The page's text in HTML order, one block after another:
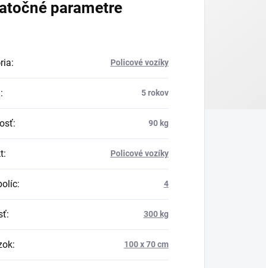
parametre
: Policové vozíky
: 5 rokov
: 90 kg
: Policové vozíky
: 4
: 300 kg
: 100 x 70 cm